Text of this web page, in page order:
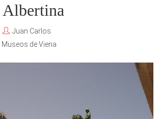
Juan Carlos
Museos de Viena